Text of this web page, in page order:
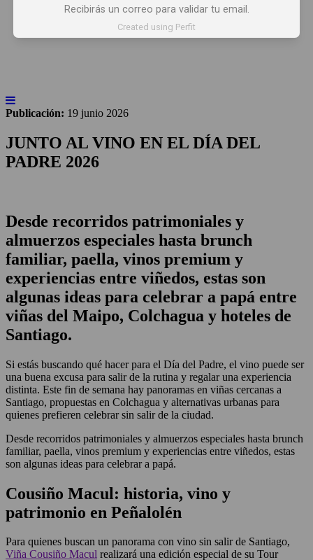
NOTICIAS ARTÍCULOS
Publicación: 19 junio 2026
JUNTO AL VINO EN EL DÍA DEL
PADRE 2026
Desde recorridos patrimoniales y
almuerzos especiales hasta brunch
familiar, paella, vinos premium y
experiencias entre viñedos, estas son
algunas ideas para celebrar a papá entre
viñas del Maipo, Colchagua y hoteles de
Santiago.
Si estás buscando qué hacer para el Día del Padre, el vino puede ser
una buena excusa para salir de la rutina y regalar una experiencia
distinta. Este fin de semana hay panoramas en viñas cercanas a
Santiago, propuestas en Colchagua y alternativas urbanas para
quienes prefieren celebrar sin salir de la ciudad.
Desde recorridos patrimoniales y almuerzos especiales hasta brunch
familiar, paella, vinos premium y experiencias entre viñedos, estas
son algunas ideas para celebrar a papá.
Cousiño Macul: historia, vino y
patrimonio en Peñalolén
Para quienes buscan un panorama con vino sin salir de Santiago,
Viña Cousiño Macul realizará una edición especial de su Tour
Recibirás un correo para validar tu email.
Created using Perfit